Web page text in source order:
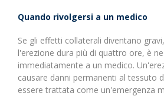
Quando rivolgersi a un medico
Se gli effetti collaterali diventano
l'erezione dura più di quattro ore, è
immediatamente a un medico.
causare danni permanenti al tessuto
essere trattata come un'emergenza